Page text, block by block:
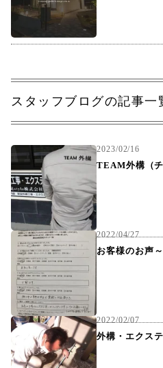
スタッフブログの記事一
2023/02/16
TEAM外構（チ
2022/04/27
お客様のお声
2022/02/07
外構・エクス